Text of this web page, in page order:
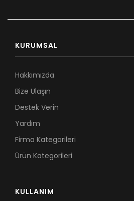
KURUMSAL
Hakkımızda
Bize Ulaşın
Destek Verin
Yardım
Firma Kategorileri
Ürün Kategorileri
KULLANIM